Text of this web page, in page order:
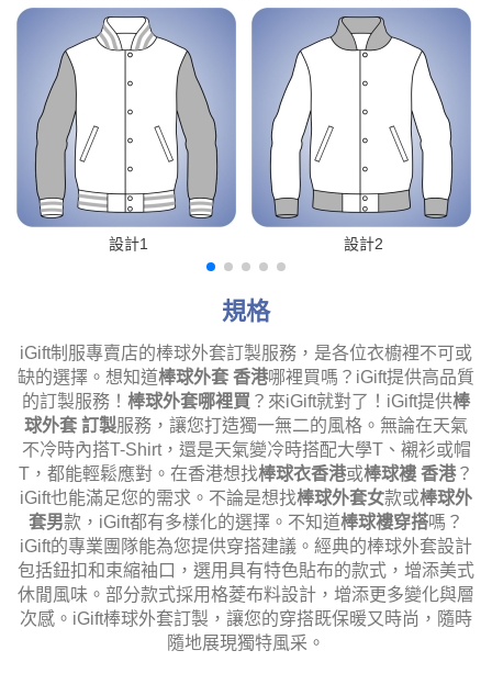
設計1 設計2
規格
iGift制服專賣店的棒球外套訂製服務，是各位衣櫥裡不可或
缺的選擇。想知道棒球外套 香港哪裡買嗎？iGift提供高品質
的訂製服務！ 棒球外套哪裡買 ？來iGift就對了！iGift提供棒
球外套 訂製服務，讓您打造獨一無二的風格。無論在天氣
不冷時內搭T-Shirt，還是天氣變冷時搭配大學T、襯衫或帽
T，都能輕鬆應對。在香港想找棒球衣香港或棒球褸 香港？
iGift也能滿足您的需求。不論是想找棒球外套女款或棒球外
套男款，iGift都有多樣化的選擇。不知道棒球褸穿搭嗎？
iGift的專業團隊能為您提供穿搭建議。經典的棒球外套設計
包括鈕扣和束縮袖口，選用具有特色貼布的款式，增添美式
休閒風味。部分款式採用格菱布料設計，增添更多變化與層
次感。iGift棒球外套訂製，讓您的穿搭既保暖又時尚，隨時
隨地展現獨特風采。